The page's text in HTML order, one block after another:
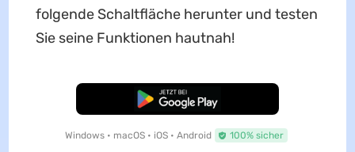
folgende Schaltfläche herunter und testen
Sie seine Funktionen hautnah!
Kostenloser Download
Windows • macOS • iOS • Android 100% sicher